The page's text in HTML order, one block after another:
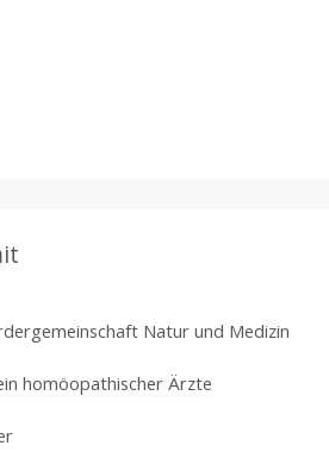
Natur und Medizin
homöopathischer Ärzte